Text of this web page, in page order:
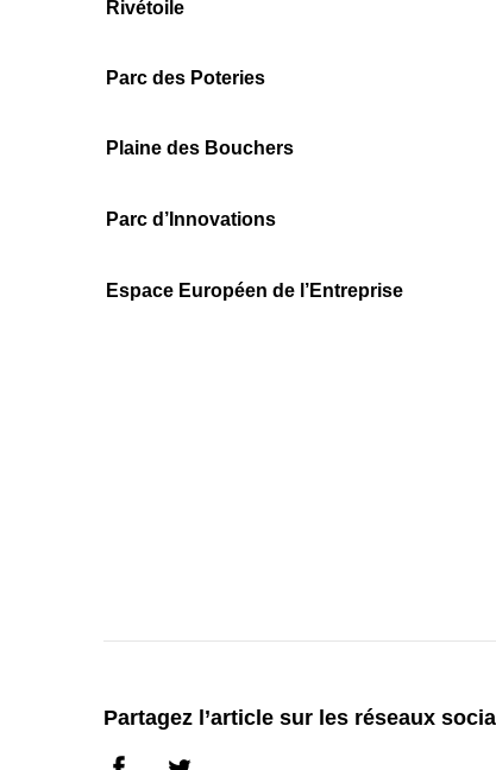
Rivétoile
Parc des Poteries
Plaine des Bouchers
Parc d’Innovations
Espace Européen de l’Entreprise
Partagez l’article sur les réseaux